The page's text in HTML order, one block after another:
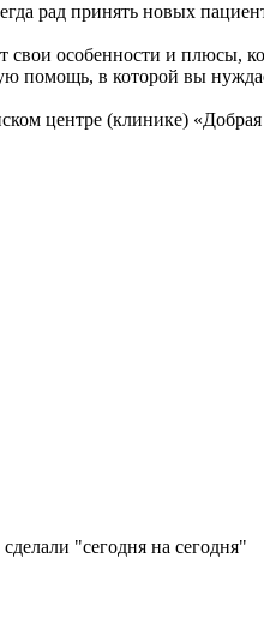
рад принять новых
особенности и плюсы,
в которой вы
центре (клинике)
"сегодня на сегодня"